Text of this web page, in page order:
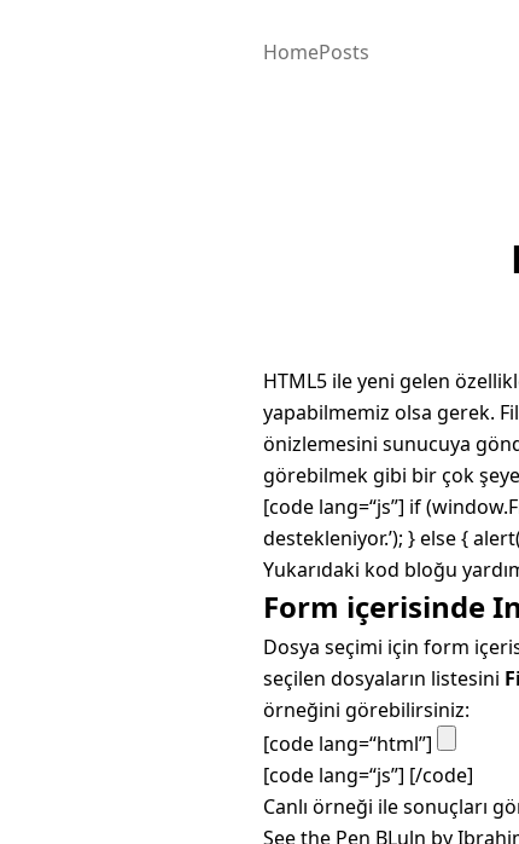
HomePosts
HTML5 ile yeni gelen
yapabilmemiz olsa gerek.
önizlemesini sunucuya
görebilmek gibi bir çok
[code lang=“js”] if
destekleniyor.’); } else {
Yukarıdaki kod bloğu
Form içerisinde
Dosya seçimi için form
seçilen dosyaların listesini
örneğini görebilirsiniz:
[code lang=“html”]
[code lang=“js”] [/code]
Canlı örneği ile sonuçları
See the Pen BLuln by